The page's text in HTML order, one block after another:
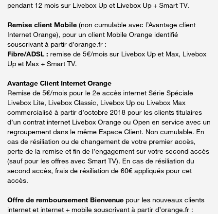
pendant 12 mois sur Livebox Up et Livebox Up + Smart TV.
Remise client Mobile (non cumulable avec l’Avantage client
Internet Orange), pour un client Mobile Orange identifié
souscrivant à partir d’orange.fr :
Fibre/ADSL : remise de 5€/mois sur Livebox Up et Max, Livebox
Up et Max + Smart TV.
Avantage Client Internet Orange
Remise de 5€/mois pour le 2e accès internet Série Spéciale
Livebox Lite, Livebox Classic, Livebox Up ou Livebox Max
commercialisé à partir d’octobre 2018 pour les clients titulaires
d’un contrat internet Livebox Orange ou Open en service avec un
regroupement dans le même Espace Client. Non cumulable. En
cas de résiliation ou de changement de votre premier accès,
perte de la remise et fin de l’engagement sur votre second accès
(sauf pour les offres avec Smart TV). En cas de résiliation du
second accès, frais de résiliation de 60€ appliqués pour cet
accès.
Offre de remboursement Bienvenue pour les nouveaux clients
internet et internet + mobile souscrivant à partir d’orange.fr :